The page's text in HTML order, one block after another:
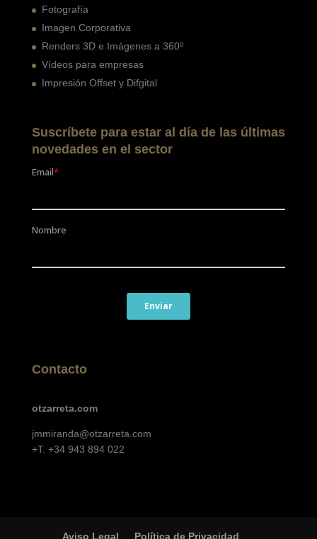
Fotografía
Imagen Corporativa
Renders 3D e Imágenes a 360º
Vídeos para empresas
Impresión Offset y Difgital
Suscríbete para estar al día de las últimas
novedades en el sector
Contacto
otzarreta.com
jmmiranda@otzarreta.com
+T. +34 943 894 022
Aviso Legal Política de Privacidad